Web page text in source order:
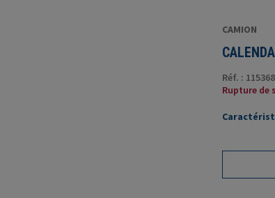
CAMION
Réf. : 115368
Rupture de